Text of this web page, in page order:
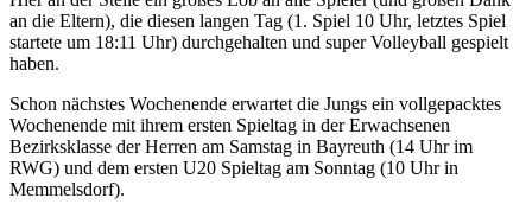
an die Eltern), die diesen langen Tag (1. Spiel 10 Uhr, letztes Spiel
startete um 18:11 Uhr) durchgehalten und super Volleyball gespielt
haben.
Schon nächstes Wochenende erwartet die Jungs ein vollgepacktes
Wochenende mit ihrem ersten Spieltag in der Erwachsenen
Bezirksklasse der Herren am Samstag in Bayreuth (14 Uhr im
RWG) und dem ersten U20 Spieltag am Sonntag (10 Uhr in
Memmelsdorf).